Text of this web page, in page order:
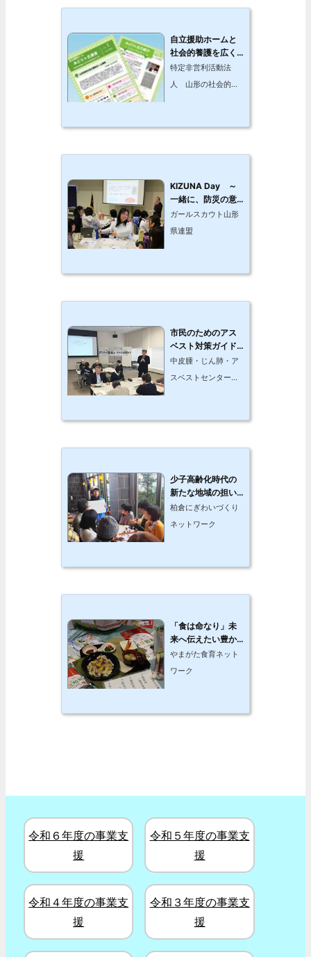
自立援助ホームと
社会的養護を広く
認知してもらうた
めの広報活動
特定非営利活動法
人 山形の社会的養
KIZUNA Day ～
一緒に、防災の意
識・技術をたかめ
よう～
ガールスカウト山形
県連盟
市民のためのアス
ベスト対策ガイド
～震災から学ぶア
スベスト対策～
中皮腫・じん肺・ア
スベストセンター東
少子高齢化時代の
新たな地域の担い
手づくり事業
柏倉にぎわいづくり
ネットワーク
「食は命なり」未
来へ伝えたい豊か
な山形の食材と食
文化
やまがた食育ネット
ワーク
令和６年度の事業支
援
令和５年度の事業支
援
令和４年度の事業支
援
令和３年度の事業支
援